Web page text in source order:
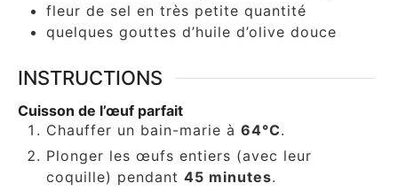
fleur de sel en très petite quantité
quelques gouttes d’huile d’olive douce
INSTRUCTIONS
Cuisson de l’œuf parfait
Chauffer un bain-marie à 64°C.
Plonger les œufs entiers (avec leur
coquille) pendant 45 minutes.